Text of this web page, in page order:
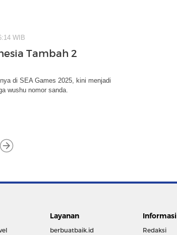
WIB
Tambah 2
di SEA Games 2025, kini menjadi
wushu nomor sanda.
Layanan
berbuatbaik.id
Informasi
Redaksi